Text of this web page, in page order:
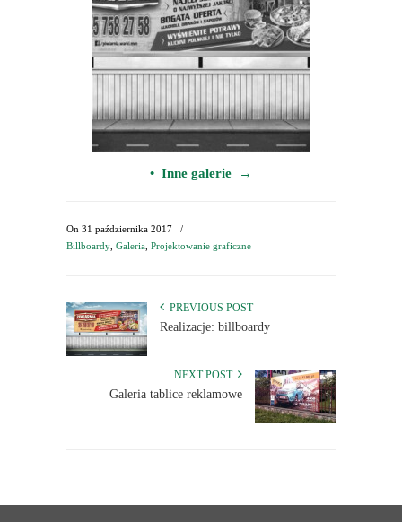
• Inne galerie →
On 31 października 2017
/
Billboardy Galeria Projektowanie graficzne
PREVIOUS POST
Realizacje: billboardy
NEXT POST
Galeria tablice reklamowe